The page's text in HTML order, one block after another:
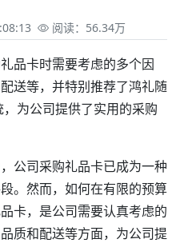
阅读：56.34万
品卡时需要考虑的多个因
送等，并特别推荐了鸿礼随
为公司提供了实用的采购
公司采购礼品卡已成为一种
。然而，如何在有限的预算
卡，是公司需要认真考虑的
质和配送等方面，为公司提